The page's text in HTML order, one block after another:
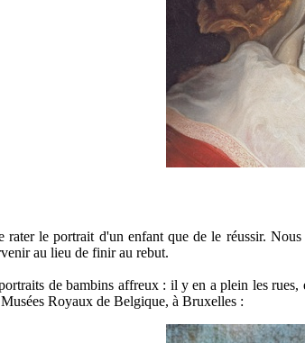
le portrait d'un enfant que de le réussir. Nous
au lieu de finir au rebut.
de bambins affreux : il y en a plein les rues,
Royaux de Belgique, à Bruxelles :